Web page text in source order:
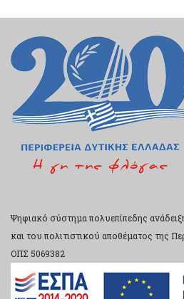
Ψηφιακό σύστημα πολυεπίπεδης
και του πολιτιστικού αποθέματος της
ΟΠΣ 5069382